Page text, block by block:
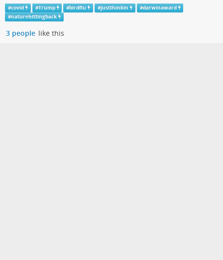
#covid #Trump #birdflu #justthinkin #darwinaward
#naturehittingback
3 people like this